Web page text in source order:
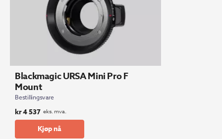
Blackmagic URSA Mini Pro F
Mount
Bestillingsvare
kr4 537 eks. mva.
Kjøp nå